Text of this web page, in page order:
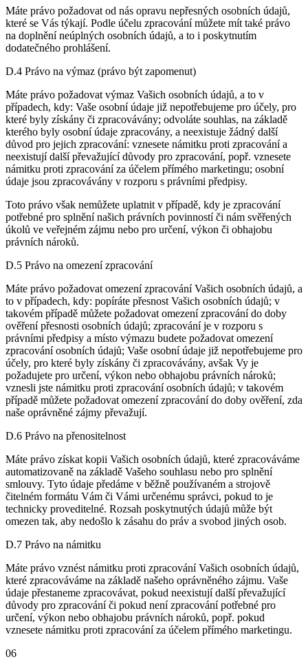
Máte právo požadovat od nás opravu nepřesných osobních údajů,
které se Vás týkají. Podle účelu zpracování můžete mít také právo
na doplnění neúplných osobních údajů, a to i poskytnutím
dodatečného prohlášení.
D.4 Právo na výmaz (právo být zapomenut)
Máte právo požadovat výmaz Vašich osobních údajů, a to v
případech, kdy: Vaše osobní údaje již nepotřebujeme pro účely, pro
které byly získány či zpracovávány; odvoláte souhlas, na základě
kterého byly osobní údaje zpracovány, a neexistuje žádný další
důvod pro jejich zpracování: vznesete námitku proti zpracování a
neexistují další převažující důvody pro zpracování, popř. vznesete
námitku proti zpracování za účelem přímého marketingu; osobní
údaje jsou zpracovávány v rozporu s právními předpisy.
Toto právo však nemůžete uplatnit v případě, kdy je zpracování
potřebné pro splnění našich právních povinností či nám svěřených
úkolů ve veřejném zájmu nebo pro určení, výkon či obhajobu
právních nároků.
D.5 Právo na omezení zpracování
Máte právo požadovat omezení zpracování Vašich osobních údajů, a
to v případech, kdy: popíráte přesnost Vašich osobních údajů; v
takovém případě můžete požadovat omezení zpracování do doby
ověření přesnosti osobních údajů; zpracování je v rozporu s
právními předpisy a místo výmazu budete požadovat omezení
zpracování osobních údajů; Vaše osobní údaje již nepotřebujeme pro
účely, pro které byly získány či zpracovávány, avšak Vy je
požadujete pro určení, výkon nebo obhajobu právních nároků;
vznesli jste námitku proti zpracování osobních údajů; v takovém
případě můžete požadovat omezení zpracování do doby ověření, zda
naše oprávněné zájmy převažují.
D.6 Právo na přenositelnost
Máte právo získat kopii Vašich osobních údajů, které zpracováváme
automatizovaně na základě Vašeho souhlasu nebo pro splnění
smlouvy. Tyto údaje předáme v běžně používaném a strojově
čitelném formátu Vám či Vámi určenému správci, pokud to je
technicky proveditelné. Rozsah poskytnutých údajů může být
omezen tak, aby nedošlo k zásahu do práv a svobod jiných osob.
D.7 Právo na námitku
Máte právo vznést námitku proti zpracování Vašich osobních údajů,
které zpracováváme na základě našeho oprávněného zájmu. Vaše
údaje přestaneme zpracovávat, pokud neexistují další převažující
důvody pro zpracování či pokud není zpracování potřebné pro
určení, výkon nebo obhajobu právních nároků, popř. pokud
vznesete námitku proti zpracování za účelem přímého marketingu.
06